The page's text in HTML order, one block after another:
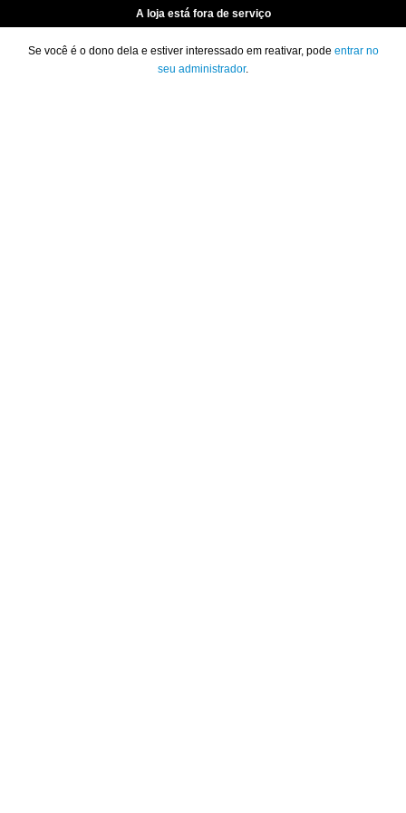
A loja está fora de serviço
Se você é o dono dela e estiver interessado em reativar, pode entrar no
seu administrador.